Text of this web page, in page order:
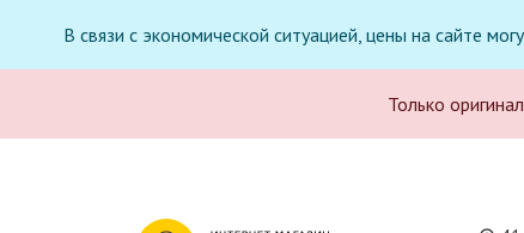
В связи с экономической ситуацией, цены на сайте
Только